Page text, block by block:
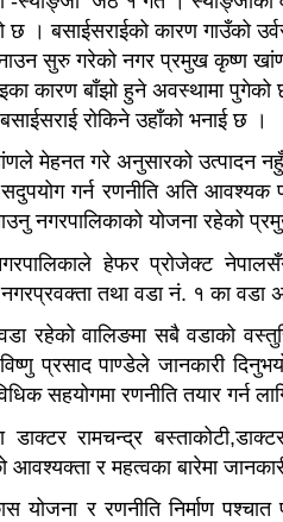
। बसाईसराईको कारण गाउँको
सुरु गरेको नगर प्रमुख कृष्ण
कारण बाँझो हुने अवस्थामा
रोकिने उहाँको भनाई छ ।
मेहनत गरे अनुसारको उत्पादन
गर्न रणनीति अति
नगरपालिकाको योजना रहेको
हेफर प्रोजेक्ट
नगरप्रवक्ता तथा वडा नं. १ का वडा
रहेको वालिङमा सबै वडाको
प्रसाद पाण्डेले जानकारी
सहयोगमा रणनीति तयार गर्न
रामचन्द्र
आवश्यक्ता र महत्वका बारेमा
योजना र रणनीति निर्माण